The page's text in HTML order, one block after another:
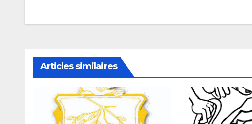
Articles similaires